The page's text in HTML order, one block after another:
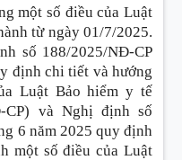
một số điều của Luật
từ ngày 01/7/2025.
số 188/2025/NĐ-CP
định chi tiết và hướng
Luật Bảo hiểm y tế
CP) và Nghị định số
6 năm 2025 quy định
một số điều của Luật